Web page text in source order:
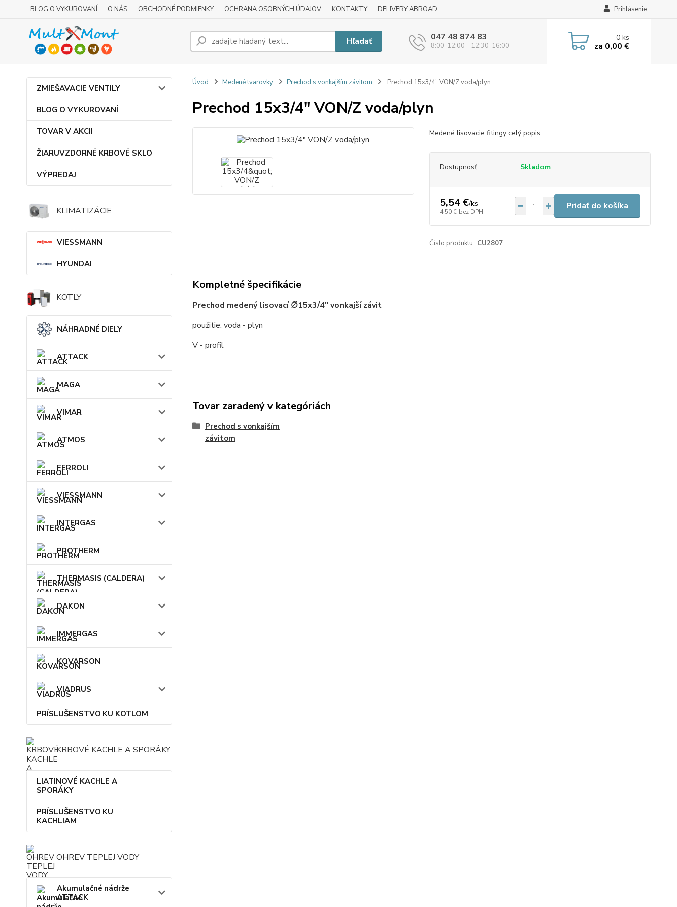
BLOG O VYKUROVANÍ O NÁS OBCHODNÉ PODMIENKY OCHRANA OSOBNÝCH ÚDAJOV KONTAKTY DELIVERY ABROAD Prihlásenie
Hľadať 047 48 874 83
8:00-12:00 - 12:30-16:00
0ks
za 0,00 €
ZMIEŠAVACIE VENTILY
BLOG O VYKUROVANÍ
TOVAR V AKCII
ŽIARUVZDORNÉ KRBOVÉ SKLO
VÝPREDAJ
KLIMATIZÁCIE
VIESSMANN
HYUNDAI
KOTLY
NÁHRADNÉ DIELY
ATTACK
MAGA
VIMAR
ATMOS
FERROLI
VIESSMANN
INTERGAS
PROTHERM
THERMASIS (CALDERA)
DAKON
IMMERGAS
KOVARSON
VIADRUS
PRÍSLUŠENSTVO KU KOTLOM
KRBOVÉ KACHLE A SPORÁKY
LIATINOVÉ KACHLE A
SPORÁKY
PRÍSLUŠENSTVO KU
KACHLIAM
OHREV TEPLEJ VODY
Akumulačné nádrže
ATTACK
Úvod Medené tvarovky Prechod s vonkajším závitom Prechod 15x3/4" VON/Z voda/plyn
Prechod 15x3/4" VON/Z voda/plyn
Medené lisovacie fitingy celý popis
Dostupnosť Skladom
5,54 €/ks
4,50 € bez DPH
Pridať do košíka
Číslo produktu: CU2807
Kompletné špecifikácie
Prechod medený lisovací ∅15x3/4" vonkajší závit
použitie: voda - plyn
V - profil
Tovar zaradený v kategóriách
Prechod s vonkajším
závitom